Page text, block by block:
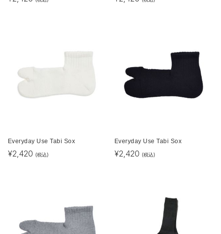
Everyday Use Tabi Sox
¥2,420 (税込)
Everyday Use Tabi Sox
¥2,420 (税込)